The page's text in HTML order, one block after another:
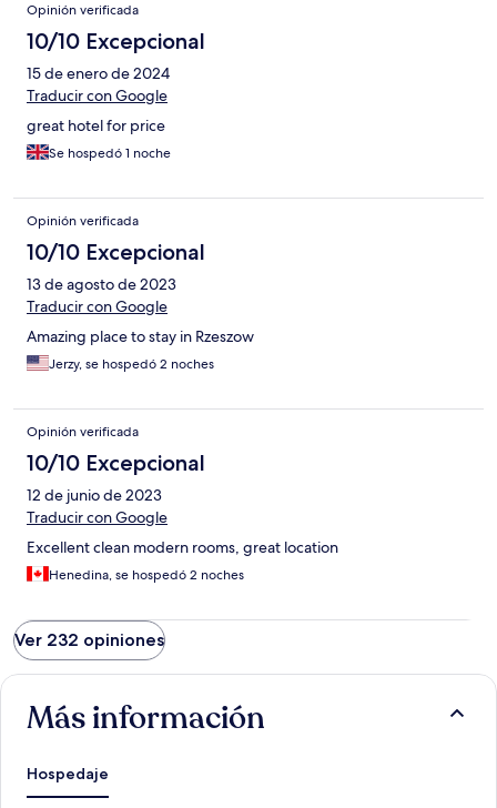
Opinión verificada
10/10 Excepcional
15 de enero de 2024
Traducir con Google
great hotel for price
Se hospedó 1 noche
Opinión verificada
10/10 Excepcional
13 de agosto de 2023
Traducir con Google
Amazing place to stay in Rzeszow
Jerzy, se hospedó 2 noches
Opinión verificada
10/10 Excepcional
12 de junio de 2023
Traducir con Google
Excellent clean modern rooms, great location
Henedina, se hospedó 2 noches
Ver 232 opiniones
Más información
Hospedaje